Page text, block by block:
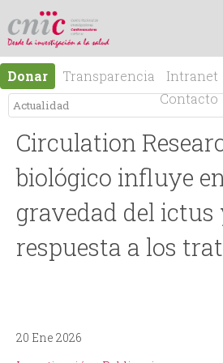
logotipo
En
gli
sh
Es
pa
ño
l
r
m
l
Donar Transparencia
Intranet
Contacto
M
e
n
ú
Circulation
biológico influye
gravedad del ictus
respuesta a los
20 Ene 2026